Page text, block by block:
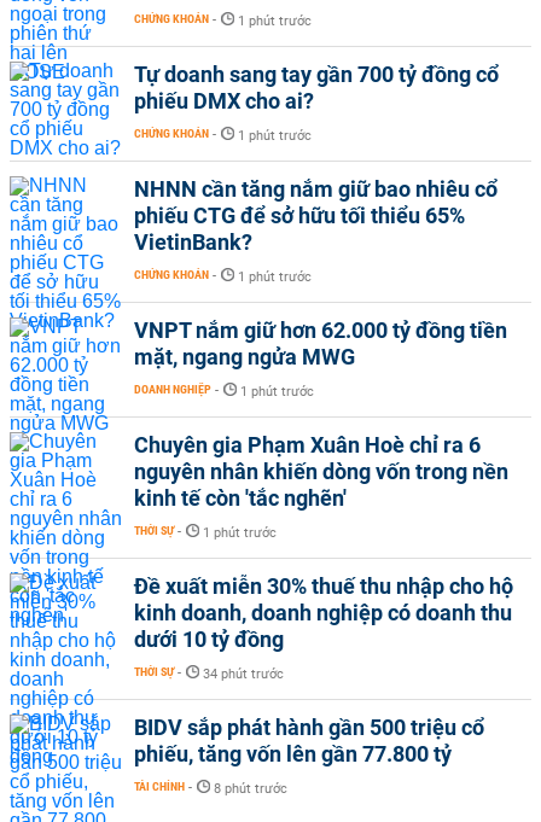
CHỨNG KHOÁN - 1 phút trước
Tự doanh sang tay gần 700 tỷ đồng cổ
phiếu DMX cho ai?
CHỨNG KHOÁN - 1 phút trước
NHNN cần tăng nắm giữ bao nhiêu cổ
phiếu CTG để sở hữu tối thiểu 65%
VietinBank?
CHỨNG KHOÁN - 1 phút trước
VNPT nắm giữ hơn 62.000 tỷ đồng tiền
mặt, ngang ngửa MWG
DOANH NGHIỆP - 1 phút trước
Chuyên gia Phạm Xuân Hoè chỉ ra 6
nguyên nhân khiến dòng vốn trong nền
kinh tế còn 'tắc nghẽn'
THỜI SỰ - 1 phút trước
Đề xuất miễn 30% thuế thu nhập cho hộ
kinh doanh, doanh nghiệp có doanh thu
dưới 10 tỷ đồng
THỜI SỰ - 34 phút trước
BIDV sắp phát hành gần 500 triệu cổ
phiếu, tăng vốn lên gần 77.800 tỷ
TÀI CHÍNH - 8 phút trước